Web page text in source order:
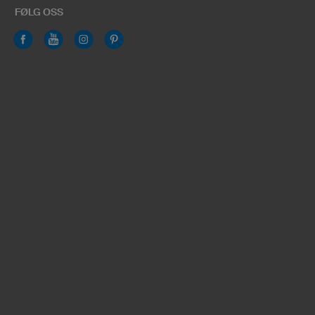
FØLG OSS